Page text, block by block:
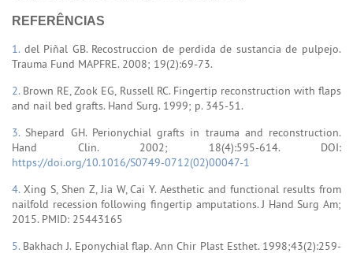
REFERÊNCIAS
1. del Piñal GB. Recostruccion de perdida de sustancia de pulpejo.
Trauma Fund MAPFRE. 2008; 19(2):69-73.
2. Brown RE, Zook EG, Russell RC. Fingertip reconstruction with flaps
and nail bed grafts. Hand Surg. 1999; p. 345-51.
3.Shepard GH. Perionychial grafts in trauma and reconstruction.
Hand Clin. 2002; 18(4):595-614. DOI:
https://doi.org/10.1016/S0749-0712(02)00047-1
4. Xing S, Shen Z, Jia W, Cai Y. Aesthetic and functional results from
nailfold recession following fingertip amputations. J Hand Surg Am;
2015. PMID: 25443165
5. Bakhach J. Eponychial flap. Ann Chir Plast Esthet. 1998;43(2):259-